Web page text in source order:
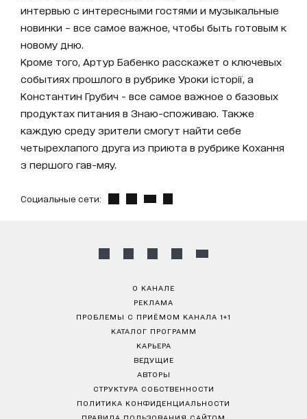
интервью с интересными гостями и музыкальные
новинки – все самое важное, чтобы быть готовым к
новому дню.
Кроме того, Артур Бабенко расскажет о ключевых
событиях прошлого в рубрике Уроки історії, а
Константин Грубич - все самое важное о базовых
продуктах питания в Знаю-споживаю. Также
каждую среду зрители смогут найти себе
четырехлапого друга из приюта в рубрике Кохання
з першого гав-мяу.
Социальные сети:
О КАНАЛЕ
РЕКЛАМА
ПРОБЛЕМЫ С ПРИЁМОМ КАНАЛА 1+1
КАТАЛОГ ПРОГРАММ
КАРЬЕРА
ВЕДУЩИЕ
АВТОРЫ
СТРУКТУРА СОБСТВЕННОСТИ
ПОЛИТИКА КОНФИДЕНЦИАЛЬНОСТИ
ПРАВИЛА ПОЛЬЗОВАНИЯ САЙТОМ